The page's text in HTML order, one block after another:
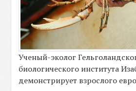
Ученый-эколог
биологического института
демонстрирует взрослого